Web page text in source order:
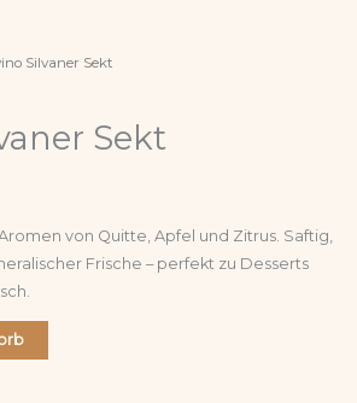
Silvaner Sekt
Sekt
von Quitte, Apfel und Zitrus. Saftig,
Frische – perfekt zu Desserts